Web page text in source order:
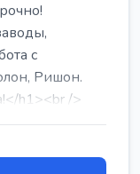
с
Ришон.
h1><br />